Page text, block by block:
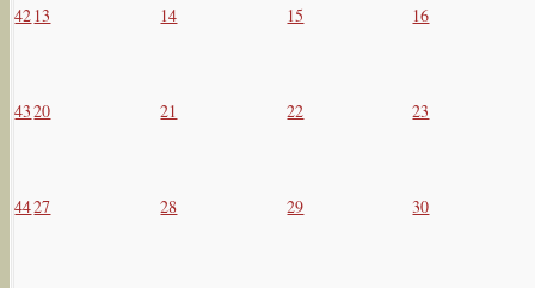
42 13 14 15 16
4320 21 22 23
4427 28 29 30